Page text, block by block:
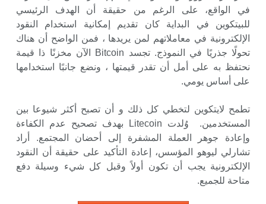
في الواقع، على الرغم من حقيقة أن الهدف الرئيسي
للبيتكوين في البداية كان تقديم إمكانية استخدام النقود
الإلكترونية في معاملاتهم لمن يريدها ، فمن الواضح أن هناك
تحولًا جذريًا في النموذج. تجسد Bitcoin الآن مخزنًا ذا قيمة
نحتفظ به على أمل أن تقدر قيمتها ، ونضع جانبًا استخدامها
على أساس يومي.
تطمح لايتكوين لتخطي كل ذلك و أن تصبح أكثر شيوعا بين
المستخدمين. وُلدت Litecoin بهدف تصحيح عدم الكفاءة
وإعادة جوهر العملة المشفرة إلى أحضان المجتمع. أراد
تشارلي ليوهو المؤسس، إعادة التأكيد على حقيقة أن النقود
الإلكترونية يجب أن تكون أولاً وقبل كل شيء وسيلة دفع
متاحة للجميع.